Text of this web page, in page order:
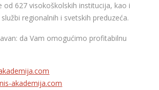
od 627 visokoškolskih institucija, kao i
regionalnih i svetskih preduzeća.
da Vam omogućimo profitabilnu
akademija.com